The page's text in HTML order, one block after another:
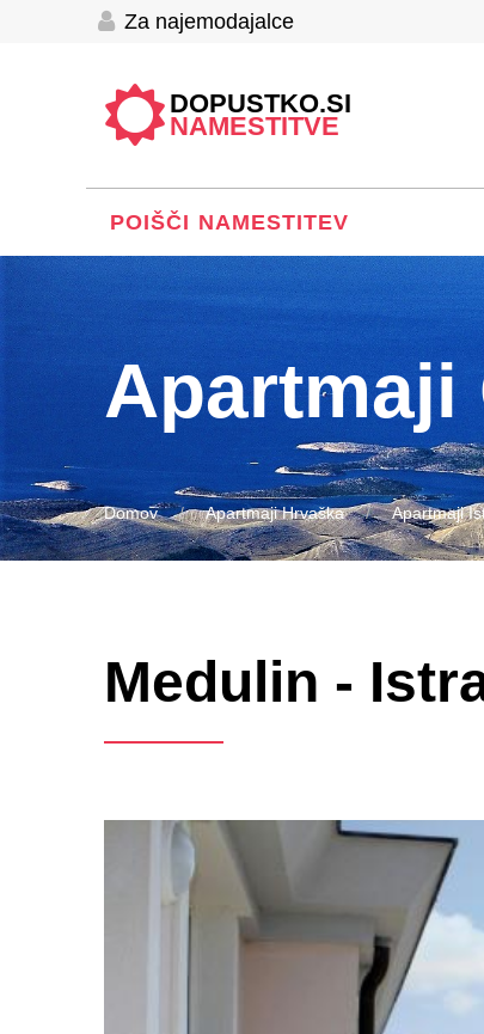
Za najemodajalce
DOPUSTKO.SI
NAMESTITVE
POIŠČI NAMESTITEV
Apartmaji
Domov Apartmaji Hrvaška Apartmaji
Medulin -